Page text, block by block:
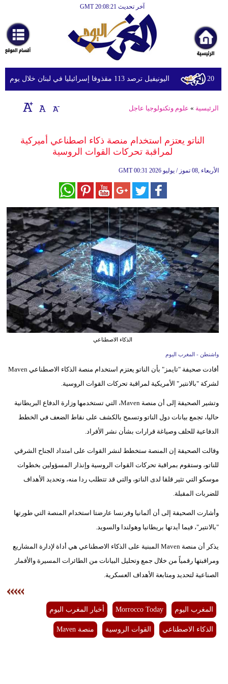
آخر تحديث GMT 20:08:21
أخبارعاجلة
رياضة
ثقافة
إقتصاد
وموسيقى
سياحة
وسفر
ديكور
أخبار
البرلمان
المغربي
أزياء
إسلامية
وتكنولوجيا
فيديو
سيارات
اليونيفيل ترصد 113 مقذوفا إسرائيليا في لبنان خلال يوم واحد
الرئيسية » علوم وتكنولوجيا عاجل
الناتو يعتزم استخدام منصة ذكاء اصطناعي أميركية
لمراقبة تحركات القوات الروسية
GMT 00:31 2026 الأربعاء ,08 تموز / يوليو
الذكاء الاصطناعي
واشنطن - المغرب اليوم
أفادت صحيفة "تايمز" بأن الناتو يعتزم استخدام منصة الذكاء الاصطناعي Maven
لشركة "بالانتير" الأمريكية لمراقبة تحركات القوات الروسية.
وتشير الصحيفة إلى أن منصة Maven، التي تستخدمها وزارة الدفاع البريطانية
حاليا، تجمع بيانات دول الناتو وتسمح بالكشف على نقاط الضعف في الخطط
الدفاعية للحلف وصياغة قرارات بشأن نشر الأفراد.
وقالت الصحيفة إن المنصة ستخطط لنشر القوات على امتداد الجناح الشرقي
للناتو، وستقوم بمراقبة تحركات القوات الروسية وإنذار المسؤولين بخطوات
موسكو التي تثير قلقا لدى الناتو، والتي قد تتطلب ردا منه، وتحديد الأهداف
للضربات المقبلة.
وأشارت الصحيفة إلى أن ألمانيا وفرنسا عارضتا استخدام المنصة التي طورتها
"بالانتير"، فيما أيدتها بريطانيا وهولندا والسويد.
يذكر أن منصة Maven المبنية على الذكاء الاصطناعي هي أداة لإدارة المشاريع
ومراقبتها رقمياً من خلال جمع وتحليل البيانات من الطائرات المسيرة والأقمار
الصناعية لتحديد ومتابعة الأهداف العسكرية.
المغرب اليوم Morrocco Today أخبار المغرب اليوم
الذكاء الاصطناعي القوات الروسية منصة Maven